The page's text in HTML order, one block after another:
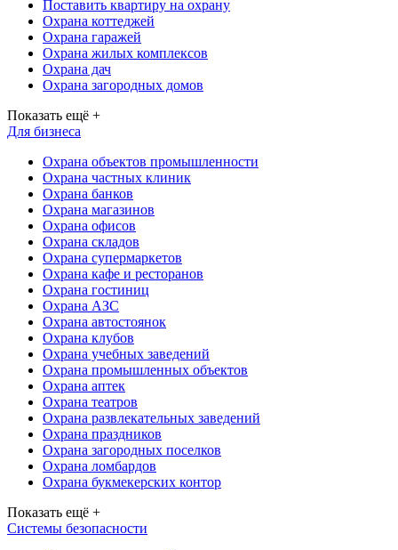
Поставить квартиру на охрану
Охрана коттеджей
Охрана гаражей
Охрана жилых комплексов
Охрана дач
Охрана загородных домов
Показать ещё +
Для бизнеса
Охрана объектов промышленности
Охрана частных клиник
Охрана банков
Охрана магазинов
Охрана офисов
Охрана складов
Охрана супермаркетов
Охрана кафе и ресторанов
Охрана гостиниц
Охрана АЗС
Охрана автостоянок
Охрана клубов
Охрана учебных заведений
Охрана промышленных объектов
Охрана аптек
Охрана театров
Охрана развлекательных заведений
Охрана праздников
Охрана загородных поселков
Охрана ломбардов
Охрана букмекерских контор
Показать ещё +
Системы безопасности